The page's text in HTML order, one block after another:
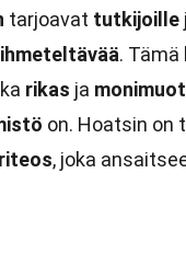
tarjoavat tutkijoille
ihmeteltävää. Tämä
rikas ja
on. Hoatsin on
, joka